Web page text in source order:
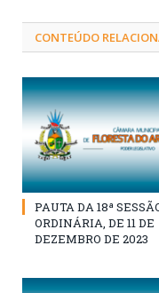
CONTEÚDO
PAUTA DA 18ª
ORDINÁRIA, DE 11 DE
DEZEMBRO DE 2023